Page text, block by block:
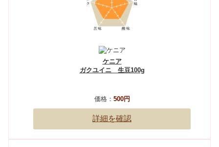
ケニア
ガクユイニ 生豆100g
価格： 500円
詳細を確認